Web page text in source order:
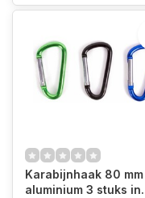
Karabijnhaak 80 mm
aluminium 3 stuks in